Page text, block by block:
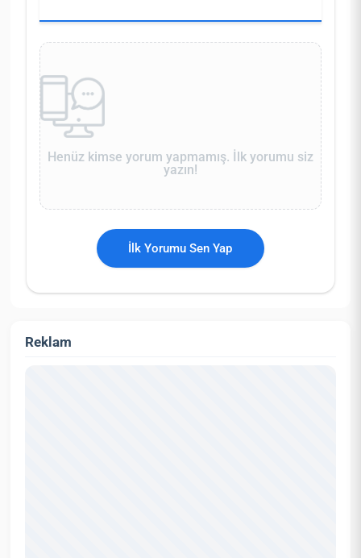
Henüz kimse yorum yapmamış. İlk yorumu siz
yazın!
İlk Yorumu Sen Yap
Reklam